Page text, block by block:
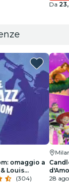
Da
omaggio a
Louis
(304)
28